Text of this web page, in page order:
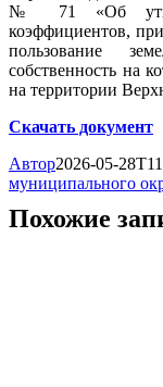
№ 71 «Об
коэффициентов,
пользование
собственность на
на территории
Скачать документ
Автор2026-05-
муниципального
Похожие